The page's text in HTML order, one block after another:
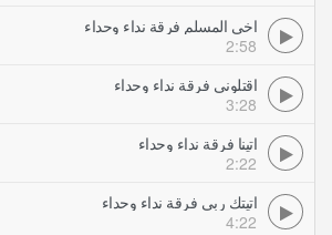
اخي المسلم فرقة نداء وحداء
2:58
اقتلوني فرقة نداء وحداء
3:28
اتينا فرقة نداء وحداء
2:22
اتيتك ربي فرقة نداء وحداء
4:22